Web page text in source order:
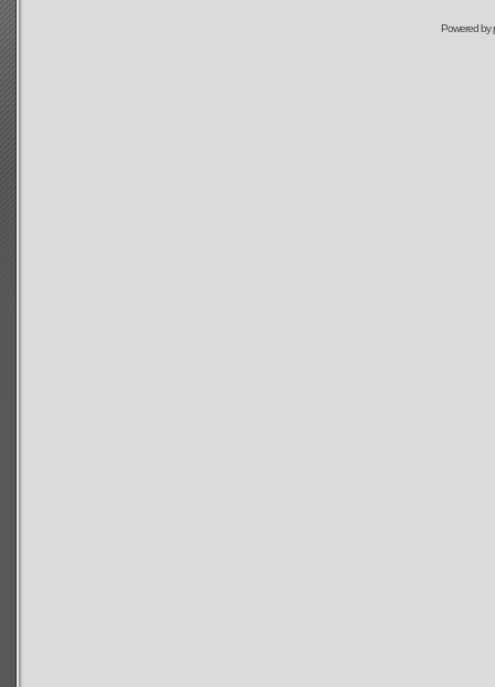
Powered by